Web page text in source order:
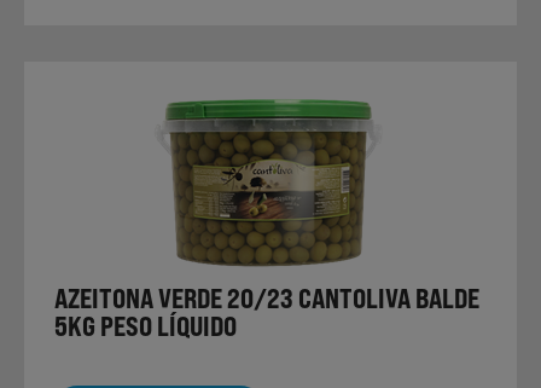
AZEITONA VERDE 20/23 CANTOLIVA BALDE
5KG PESO LÍQUIDO